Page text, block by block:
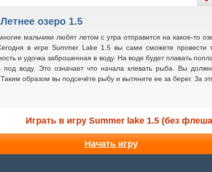
озеро 1.5
мальчики любят летом с утра отправится на какое-то
в игре Summer Lake 1.5 вы сами сможете
и удочка заброшенная в воду. На воде будет плавать
под воду. Это означает что начала клевать рыба. Вы
Таким образом вы подсечёте рыбу и вытяните ее за берег. За
Играть в игру Summer lake 1.5 (без
Начать игру